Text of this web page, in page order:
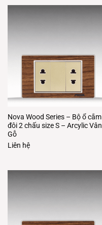
Nova Wood Series – Bộ ổ cắm
đôi 2 chấu size S – Arcylic Vân
Gỗ
Liên hệ